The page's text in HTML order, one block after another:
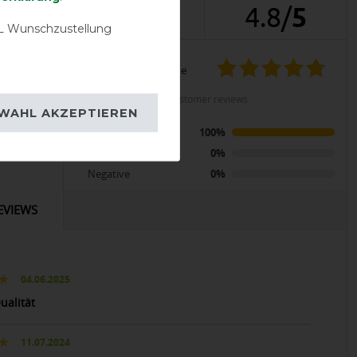
4.8/5
product experience
Positive
100%
0%
Negative
0%
04.06.2025
11.07.2024
Wunschzustellung
AKZEPTIEREN